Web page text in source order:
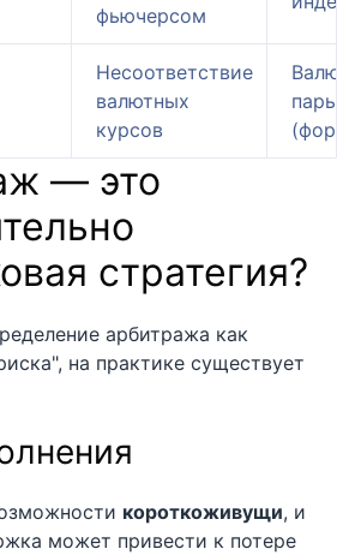
фьючерсом
Несоответствие
валютных
курсов
пары
— это
стратегия?
арбитража как
на практике существует
короткоживущи, и
может привести к потере